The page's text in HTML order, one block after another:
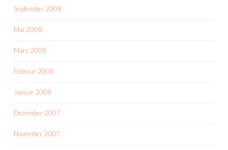
September 2008
Mai 2008
März 2008
Februar 2008
Januar 2008
Dezember 2007
November 2007